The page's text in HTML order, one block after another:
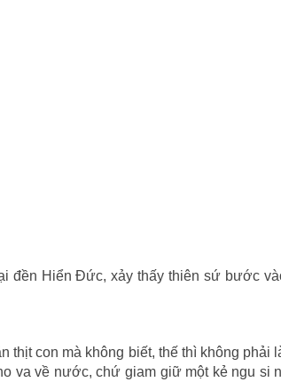
đền Hiển Ðức, xảy thấy thiên sứ bước
thịt con mà không biết, thế thì không phải
va về nước, chứ giam giữ một kẻ ngu si